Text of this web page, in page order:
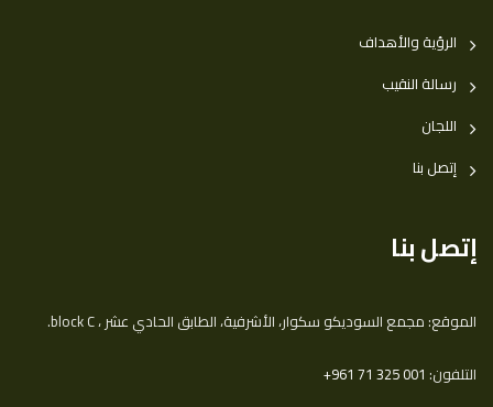
الرؤية والأهداف
رسالة النقيب
اللجان
إتصل بنا
إتصل بنا
الموقع: مجمع السوديكو سكوار، الأشرفية، الطابق الحادي عشر ، block C.
التلفون: ‎+961 71 325 001